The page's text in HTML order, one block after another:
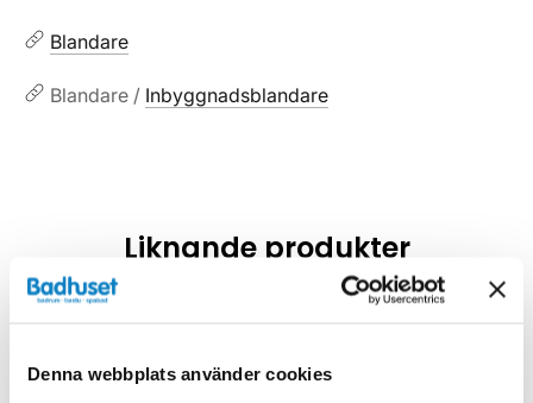
Denna webbplats använder cookies
Blandare
Blandare / Inbyggnadsblandare
Liknande produkter